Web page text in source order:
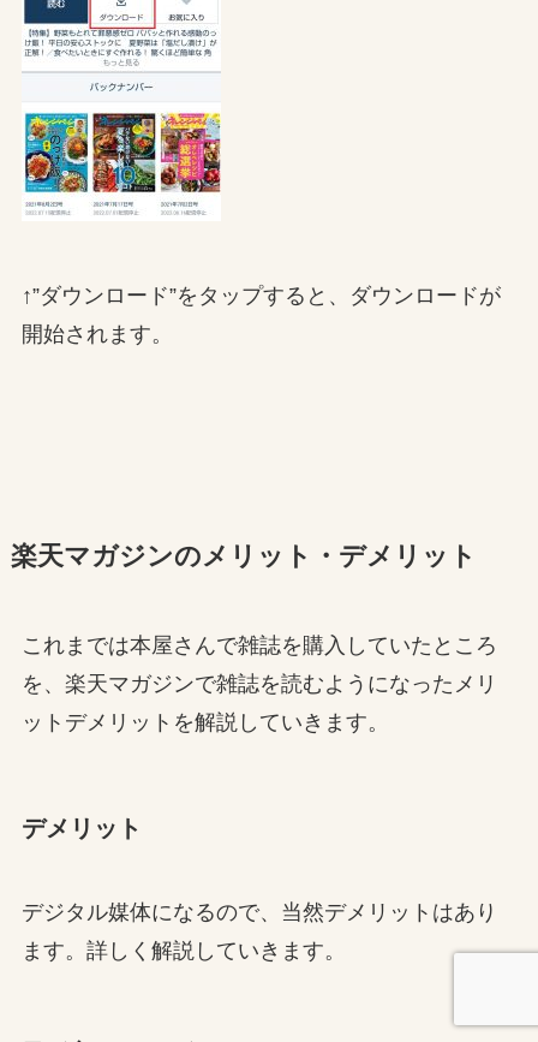
↑”ダウンロード”をタップすると、ダウンロードが
開始されます。
楽天マガジンのメリット・デメリット
これまでは本屋さんで雑誌を購入していたところ
を、楽天マガジンで雑誌を読むようになったメリ
ットデメリットを解説していきます。
デメリット
デジタル媒体になるので、当然デメリットはあり
ます。詳しく解説していきます。